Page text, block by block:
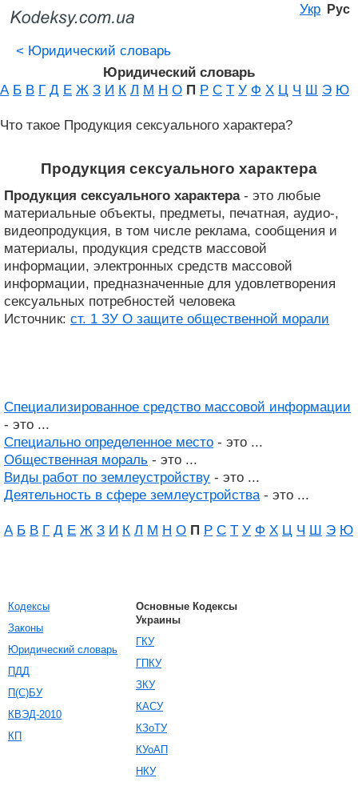
Укр Рус
< Юридический словарь
Юридический словарь
А Б В Г Д Е Ж З И К Л М Н О П Р С Т У Ф Х Ц Ч Ш Э Ю
Что такое Продукция сексуального характера?
Продукция сексуального характера
Продукция сексуального характера- это любые
материальные объекты, предметы, печатная, аудио-,
видеопродукция, в том числе реклама, сообщения и
материалы, продукция средств массовой
информации, электронных средств массовой
информации, предназначенные для удовлетворения
сексуальных потребностей человека
Источник: ст. 1 ЗУ О защите общественной морали
Специализированное средство массовой информации
- это ...
Специально определенное место - это ...
Общественная мораль - это ...
Виды работ по землеустройству - это ...
Деятельность в сфере землеустройства- это ...
А Б В Г Д Е Ж З И К Л М Н О П Р С Т У Ф Х Ц Ч Ш Э Ю
Кодексы
Законы
Юридический словарь
ПДД
П(С)БУ
КВЭД-2010
КП
Основные Кодексы
Украины
ГКУ
ГПКУ
ЗКУ
КАСУ
КЗоТУ
КУоАП
НКУ